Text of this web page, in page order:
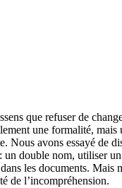
que refuser de
une formalité, mais
Nous avons essayé de
un double nom, utiliser
les documents. Mais
de l’incompréhension.​